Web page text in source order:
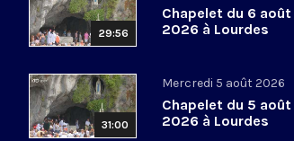
29:56
Chapelet du 6 août
2026 à Lourdes
31:00
Mercredi 5 août 2026
Chapelet du 5 août
2026 à Lourdes